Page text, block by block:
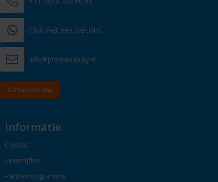
Chat met een specialist
info@promosupply.nl
Contacteer ons
Informatie
Contact
Levertijden
Partnerprogramma